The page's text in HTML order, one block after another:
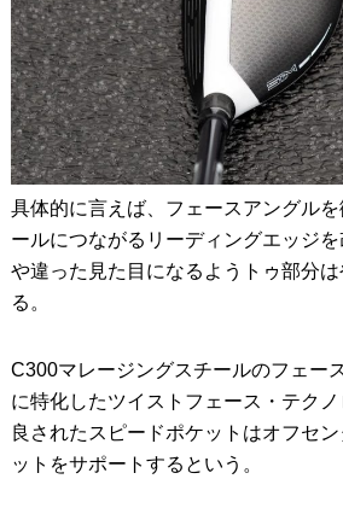
具体的に言えば、フェースアングル
ールにつながるリーディングエッジ
や違った見た目になるようトゥ部分
る。
C300マレージングスチールのフェー
に特化したツイストフェース・テク
良されたスピードポケットはオフセ
ットをサポートするという。